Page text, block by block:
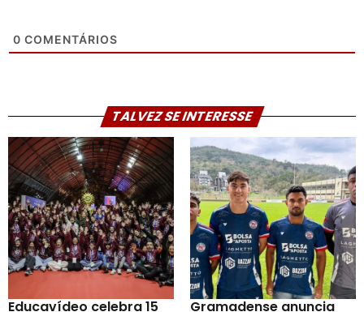
0 COMENTÁRIOS
TALVEZ SE INTERESSE
Educavídeo celebra 15
Gramadense anuncia